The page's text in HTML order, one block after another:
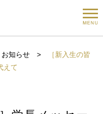
お知らせ >
［新入生の皆
えて